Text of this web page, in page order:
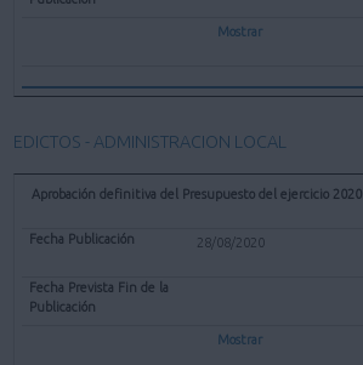
Mostrar
EDICTOS - ADMINISTRACION LOCAL
Aprobación definitiva del Presupuesto del ejercicio 2020
28/08/2020
Mostrar